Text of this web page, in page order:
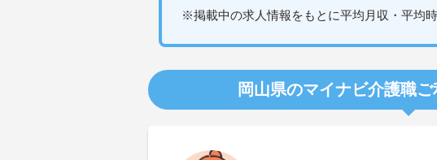
※掲載中の求人情報をもとに平均月収・平均
岡山県のマイナビ介護職